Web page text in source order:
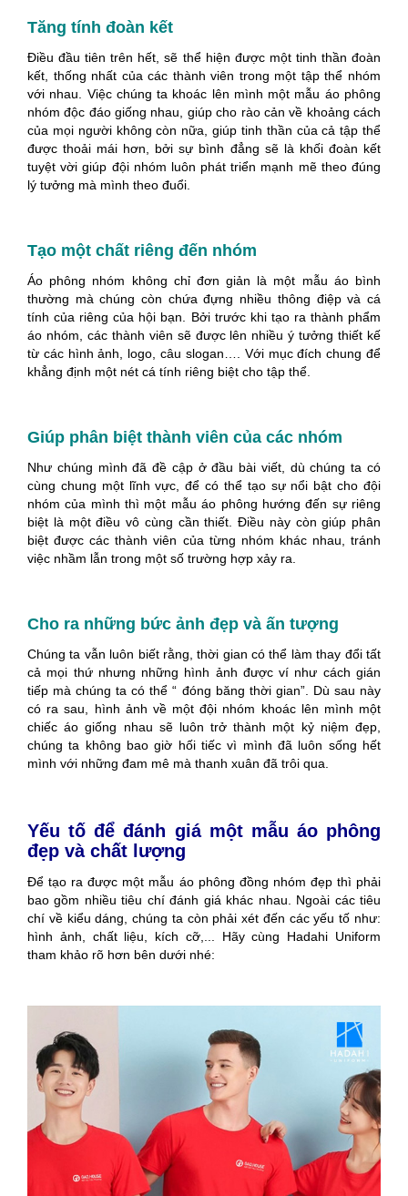
Tăng tính đoàn kết
Điều đầu tiên trên hết, sẽ thể hiện được một tinh thần đoàn
kết, thống nhất của các thành viên trong một tập thể nhóm
với nhau. Việc chúng ta khoác lên mình một mẫu áo phông
nhóm độc đáo giống nhau, giúp cho rào cản về khoảng cách
của mọi người không còn nữa, giúp tinh thần của cả tập thể
được thoải mái hơn, bởi sự bình đẳng sẽ là khối đoàn kết
tuyệt vời giúp đội nhóm luôn phát triển mạnh mẽ theo đúng
lý tưởng mà mình theo đuổi.
Tạo một chất riêng đến nhóm
Áo phông nhóm không chỉ đơn giản là một mẫu áo bình
thường mà chúng còn chứa đựng nhiều thông điệp và cá
tính của riêng của hội bạn. Bởi trước khi tạo ra thành phẩm
áo nhóm, các thành viên sẽ được lên nhiều ý tưởng thiết kế
từ các hình ảnh, logo, câu slogan…. Với mục đích chung để
khẳng định một nét cá tính riêng biệt cho tập thể.
Giúp phân biệt thành viên của các nhóm
Như chúng mình đã đề cập ở đầu bài viết, dù chúng ta có
cùng chung một lĩnh vực, để có thể tạo sự nổi bật cho đội
nhóm của mình thì một mẫu áo phông hướng đến sự riêng
biệt là một điều vô cùng cần thiết. Điều này còn giúp phân
biệt được các thành viên của từng nhóm khác nhau, tránh
việc nhầm lẫn trong một số trường hợp xảy ra.
Cho ra những bức ảnh đẹp và ấn tượng
Chúng ta vẫn luôn biết rằng, thời gian có thể làm thay đổi tất
cả mọi thứ nhưng những hình ảnh được ví như cách gián
tiếp mà chúng ta có thể “ đóng băng thời gian”. Dù sau này
có ra sau, hình ảnh về một đội nhóm khoác lên mình một
chiếc áo giống nhau sẽ luôn trở thành một kỷ niệm đẹp,
chúng ta không bao giờ hối tiếc vì mình đã luôn sống hết
mình với những đam mê mà thanh xuân đã trôi qua.
Yếu tố để đánh giá một mẫu áo phông
đẹp và chất lượng
Để tạo ra được một mẫu áo phông đồng nhóm đẹp thì phải
bao gồm nhiều tiêu chí đánh giá khác nhau. Ngoài các tiêu
chí về kiểu dáng, chúng ta còn phải xét đến các yếu tố như:
hình ảnh, chất liệu, kích cỡ,... Hãy cùng Hadahi Uniform
tham khảo rõ hơn bên dưới nhé: